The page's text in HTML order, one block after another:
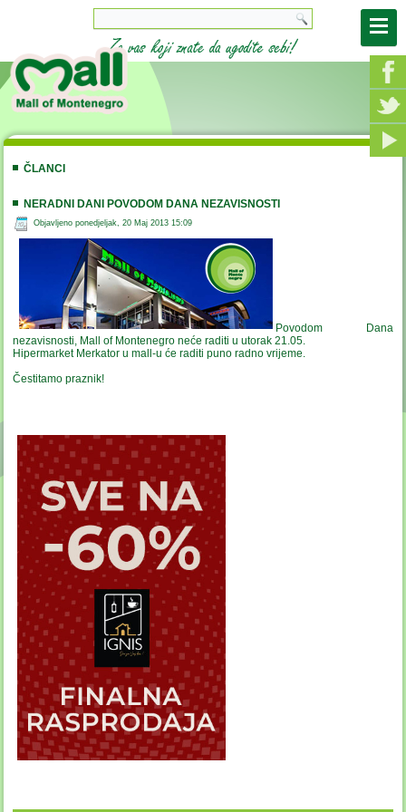
ČLANCI
NERADNI DANI POVODOM DANA NEZAVISNOSTI
Objavljeno ponedjeljak, 20 Maj 2013 15:09
Povodom Dana
nezavisnosti, Mall of Montenegro neće raditi u utorak 21.05.
Hipermarket Merkator u mall-u će raditi puno radno vrijeme.
Čestitamo praznik!